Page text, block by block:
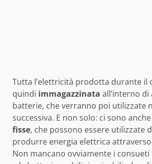
Tutta l’elettricità prodotta durante il
quindi immagazzinata all’interno
batterie, che verranno poi utilizzate
successiva. E non solo: ci sono
fisse, che possono essere utilizzate
produrre energia elettrica
Non mancano ovviamente i consueti